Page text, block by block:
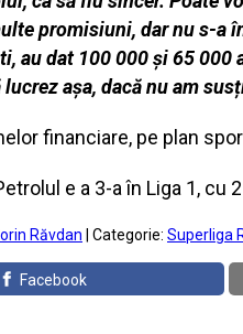
promisiuni, dar nu s-a
au dat 100 000 și 65
așa, dacă nu am
financiare, pe plan
e a 3-a în Liga 1,
Răvdan | Categorie: Superliga
Facebook